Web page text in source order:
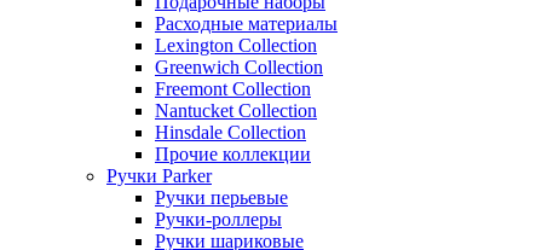
Расходные материалы
Lexington Collection
Greenwich Collection
Freemont Collection
Nantucket Collection
Hinsdale Collection
Прочие коллекции
Ручки Parker
Ручки перьевые
Ручки-роллеры
Ручки шариковые